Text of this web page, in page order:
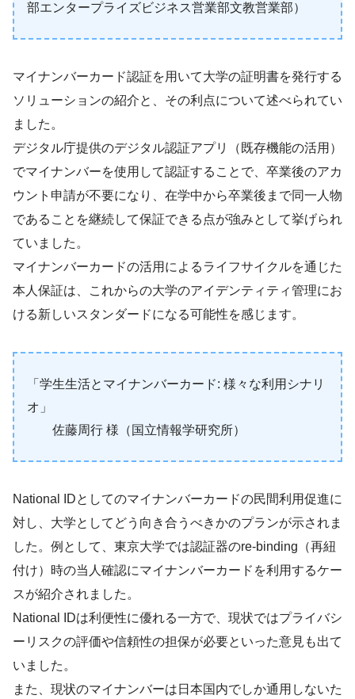
部エンタープライズビジネス営業部文教営業部）
マイナンバーカード認証を用いて大学の証明書を発行する
ソリューションの紹介と、その利点について述べられてい
ました。
デジタル庁提供のデジタル認証アプリ（既存機能の活用）
でマイナンバーを使用して認証することで、卒業後のアカ
ウント申請が不要になり、在学中から卒業後まで同一人物
であることを継続して保証できる点が強みとして挙げられ
ていました。
マイナンバーカードの活用によるライフサイクルを通じた
本人保証は、これからの大学のアイデンティティ管理にお
ける新しいスタンダードになる可能性を感じます。
「学生生活とマイナンバーカード: 様々な利用シナリ
オ」
佐藤周行 様（国立情報学研究所）
National IDとしてのマイナンバーカードの民間利用促進に
対し、大学としてどう向き合うべきかのプランが示されま
した。例として、東京大学では認証器のre-binding（再紐
付け）時の当人確認にマイナンバーカードを利用するケー
スが紹介されました。
National IDは利便性に優れる一方で、現状ではプライバシ
ーリスクの評価や信頼性の担保が必要といった意見も出て
いました。
また、現状のマイナンバーは日本国内でしか通用しないた